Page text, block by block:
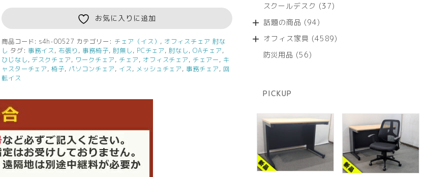
脚
セ
ッ
ト
イ
ト
ー
プ
レ
ー
ゴ
Prego
オ
フ
お気に入りに追加
商品コード:s4h-00527 カテゴリー: チェア（イス） , オフィスチェア 肘な
し タグ: 事務イス,布張り , 事務椅子, 肘無し, PCチェア,肘なし,OAチェア,
ひじなし, デスクチェア, ワークチェア, チェア, オフィスチェア, チェアー, キ
ャスターチェア,椅子,パソコンチェア, イス, メッシュチェア, 事務チェア, 回
転イス
スクールデスク 3737
商
話題の商品 9494
の
オフィス家具 45894589
防災用品 5656
PICKUP